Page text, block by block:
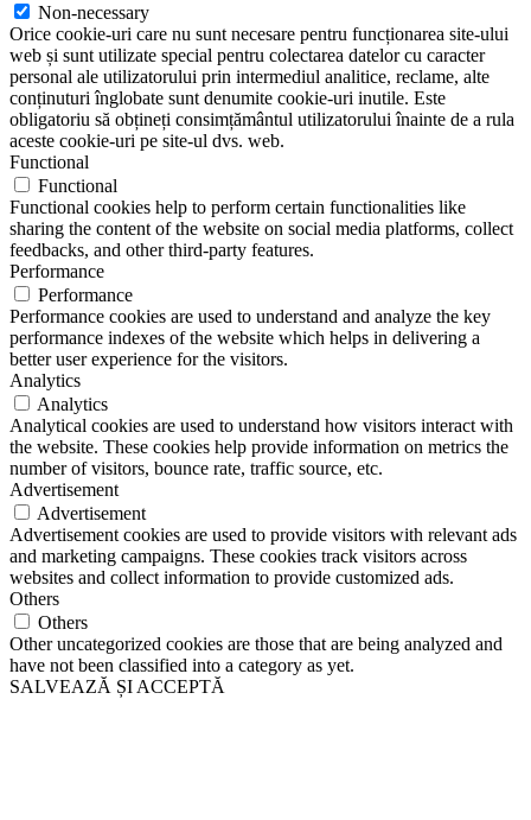
Non-necessary
Orice cookie-uri care nu sunt necesare pentru funcționarea site-ului
web și sunt utilizate special pentru colectarea datelor cu caracter
personal ale utilizatorului prin intermediul analitice, reclame, alte
conținuturi înglobate sunt denumite cookie-uri inutile. Este
obligatoriu să obțineți consimțământul utilizatorului înainte de a rula
aceste cookie-uri pe site-ul dvs. web.
Functional
Functional
Functional cookies help to perform certain functionalities like
sharing the content of the website on social media platforms, collect
feedbacks, and other third-party features.
Performance
Performance
Performance cookies are used to understand and analyze the key
performance indexes of the website which helps in delivering a
better user experience for the visitors.
Analytics
Analytics
Analytical cookies are used to understand how visitors interact with
the website. These cookies help provide information on metrics the
number of visitors, bounce rate, traffic source, etc.
Advertisement
Advertisement
Advertisement cookies are used to provide visitors with relevant ads
and marketing campaigns. These cookies track visitors across
websites and collect information to provide customized ads.
Others
Others
Other uncategorized cookies are those that are being analyzed and
have not been classified into a category as yet.
SALVEAZĂ ȘI ACCEPTĂ